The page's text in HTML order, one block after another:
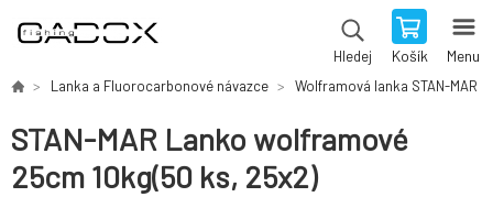
Hledej Košík Menu
Lanka a Fluorocarbonové návazce Wolframová lanka STAN-MAR
STAN-MAR Lanko wolframové
25cm 10kg(50 ks, 25x2)